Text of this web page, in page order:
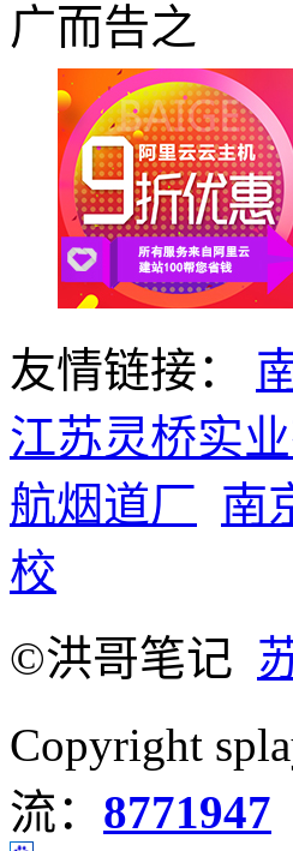
广而告之
友情链接：
江苏灵桥实
航烟道厂 南
校
©洪哥笔记
Copyright
流： 8771947